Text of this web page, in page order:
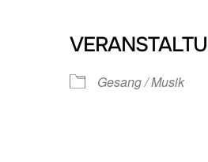
Gesang / Musik